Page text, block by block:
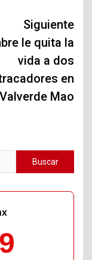
Siguiente
le quita la
vida a dos
en
Valverde Mao